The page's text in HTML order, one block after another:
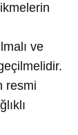
ve
resmi